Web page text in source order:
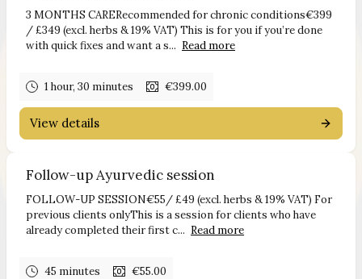
3 MONTHS CARERecommended for chronic conditions€399
/ £349 (excl. herbs & 19% VAT) This is for you if you’re done
with quick fixes and want a s... Read more
1 hour, 30 minutes €399.00
View details
Follow-up Ayurvedic session
FOLLOW-UP SESSION€55/ £49 (excl. herbs & 19% VAT) For
previous clients onlyThis is a session for clients who have
already completed their first c... Read more
45 minutes €55.00